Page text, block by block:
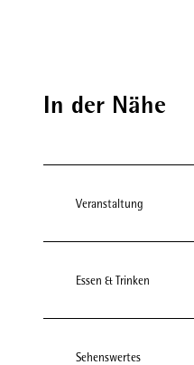
In der Nähe
Veranstaltung
Essen & Trinken
Sehenswertes